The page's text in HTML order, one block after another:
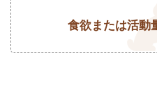
食欲または活動